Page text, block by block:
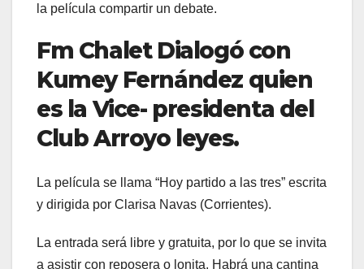
la película compartir un debate.
Fm Chalet Dialogó con
Kumey Fernández quien
es la Vice- presidenta del
Club Arroyo leyes.
La película se llama “Hoy partido a las tres” escrita
y dirigida por Clarisa Navas (Corrientes).
La entrada será libre y gratuita, por lo que se invita
a asistir con reposera o lonita. Habrá una cantina